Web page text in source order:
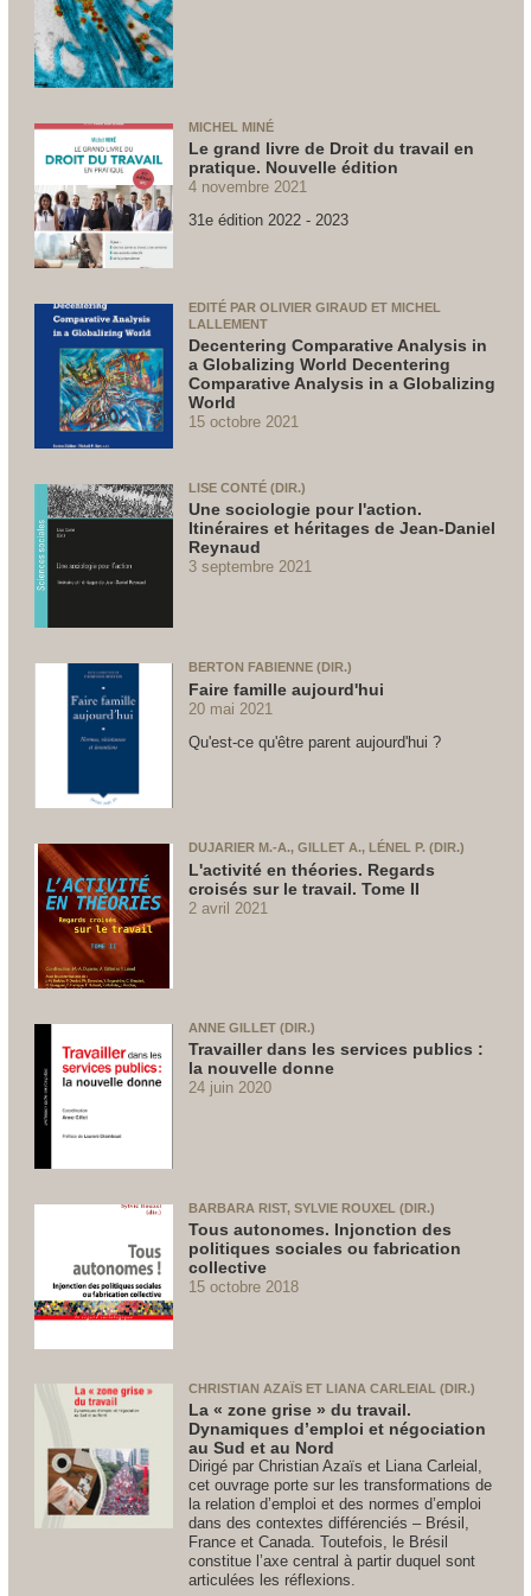
MICHEL MINÉ
Le grand livre de Droit du travail en
pratique. Nouvelle édition
4 novembre 2021
31e édition 2022 - 2023
EDITÉ PAR OLIVIER GIRAUD ET MICHEL
LALLEMENT
Decentering Comparative Analysis in
a Globalizing World Decentering
Comparative Analysis in a Globalizing
World
15 octobre 2021
LISE CONTÉ (DIR.)
Une sociologie pour l'action.
Itinéraires et héritages de Jean-Daniel
Reynaud
3 septembre 2021
BERTON FABIENNE (DIR.)
Faire famille aujourd'hui
20 mai 2021
Qu'est-ce qu'être parent aujourd'hui ?
DUJARIER M.-A., GILLET A., LÉNEL P. (DIR.)
L'activité en théories. Regards
croisés sur le travail. Tome II
2 avril 2021
ANNE GILLET (DIR.)
Travailler dans les services publics :
la nouvelle donne
24 juin 2020
BARBARA RIST, SYLVIE ROUXEL (DIR.)
Tous autonomes. Injonction des
politiques sociales ou fabrication
collective
15 octobre 2018
CHRISTIAN AZAÏS ET LIANA CARLEIAL (DIR.)
La « zone grise » du travail.
Dynamiques d’emploi et négociation
au Sud et au Nord
Dirigé par Christian Azaïs et Liana Carleial,
cet ouvrage porte sur les transformations de
la relation d’emploi et des normes d’emploi
dans des contextes différenciés – Brésil,
France et Canada. Toutefois, le Brésil
constitue l’axe central à partir duquel sont
articulées les réflexions.